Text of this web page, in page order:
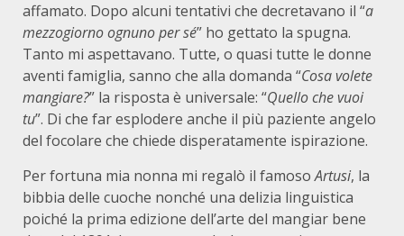
affamato. Dopo alcuni tentativi che decretavano il “a
mezzogiorno ognuno per sé” ho gettato la spugna.
Tanto mi aspettavano. Tutte, o quasi tutte le donne
aventi famiglia, sanno che alla domanda “Cosa volete
mangiare?” la risposta è universale: “Quello che vuoi
tu”. Di che far esplodere anche il più paziente angelo
del focolare che chiede disperatamente ispirazione.
Per fortuna mia nonna mi regalò il famosoArtusi, la
bibbia delle cuoche nonché una delizia linguistica
poiché la prima edizione dell’arte del mangiar bene